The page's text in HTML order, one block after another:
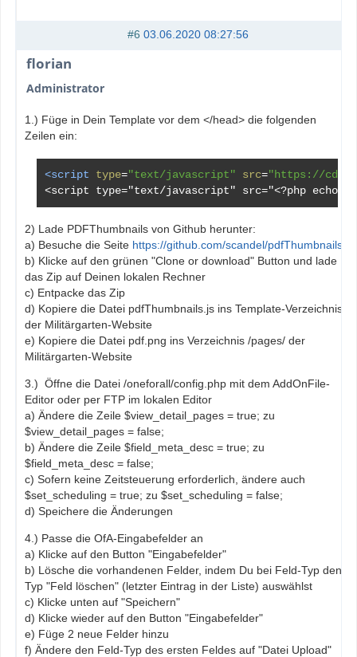
#6 03.06.2020 08:27:56
florian
Administrator
1.) Füge in Dein Template vor dem </head> die folgenden
Zeilen ein:
<script type="text/javascript" src="https://
<script type="text/javascript" src="<?php echo
2) Lade PDFThumbnails von Github herunter:
a) Besuche die Seite https://github.com/scandel/pdfThumbnails
b) Klicke auf den grünen "Clone or download" Button und lade
das Zip auf Deinen lokalen Rechner
c) Entpacke das Zip
d) Kopiere die Datei pdfThumbnails.js ins Template-Verzeichnis
der Militärgarten-Website
e) Kopiere die Datei pdf.png ins Verzeichnis /pages/ der
Militärgarten-Website
3.) Öffne die Datei /oneforall/config.php mit dem AddOnFile-
Editor oder per FTP im lokalen Editor
a) Ändere die Zeile $view_detail_pages = true; zu
$view_detail_pages = false;
b) Ändere die Zeile $field_meta_desc = true; zu
$field_meta_desc = false;
c) Sofern keine Zeitsteuerung erforderlich, ändere auch
$set_scheduling = true; zu $set_scheduling = false;
d) Speichere die Änderungen
4.) Passe die OfA-Eingabefelder an
a) Klicke auf den Button "Eingabefelder"
b) Lösche die vorhandenen Felder, indem Du bei Feld-Typ den
Typ "Feld löschen" (letzter Eintrag in der Liste) auswählst
c) Klicke unten auf "Speichern"
d) Klicke wieder auf den Button "Eingabefelder"
e) Füge 2 neue Felder hinzu
f) Ändere den Feld-Typ des ersten Feldes auf "Datei Upload"